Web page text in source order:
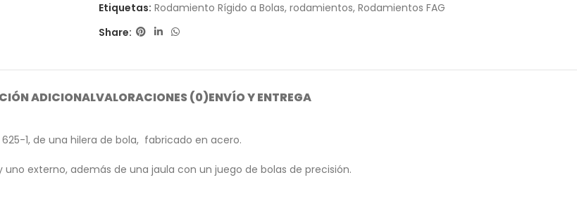
Etiquetas: Rodamiento Rígido a Bolas, rodamientos, Rodamientos FAG
Share:
ADICIONALVALORACIONES (0)ENVÍO Y ENTREGA
625-1, de una hilera de bola, fabricado en acero.
externo, además de una jaula con un juego de bolas de precisión.